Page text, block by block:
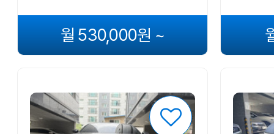
월 530,000원 ~